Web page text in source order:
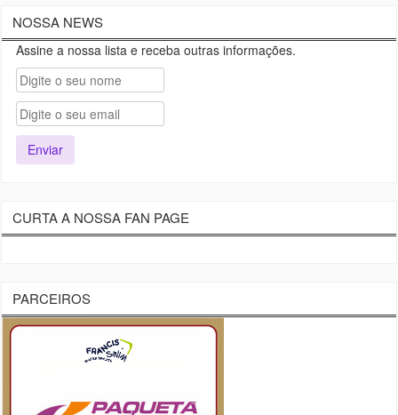
NOSSA NEWS
Assine a nossa lista e receba outras informações.
CURTA A NOSSA FAN PAGE
PARCEIROS